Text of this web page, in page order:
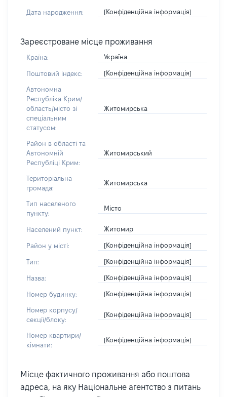
Дата народження: [Конфіденційна інформація]
Зареєстроване місце проживання
Країна: Україна
Поштовий індекс: [Конфіденційна інформація]
Автономна
Республіка Крим/
область/місто зі
спеціальним
статусом:
Житомирська
Район в області та
Автономній
Республіці Крим:
Житомирський
Територіальна
громада:
Житомирська
Тип населеного
пункту:
Місто
Населений пункт: Житомир
Район у місті: [Конфіденційна інформація]
Тип: [Конфіденційна інформація]
Назва: [Конфіденційна інформація]
Номер будинку: [Конфіденційна інформація]
Номер корпусу/
секції/блоку:
[Конфіденційна інформація]
Номер квартири/
кімнати:
[Конфіденційна інформація]
Місце фактичного проживання або поштова
адреса, на яку Національне агентство з питань